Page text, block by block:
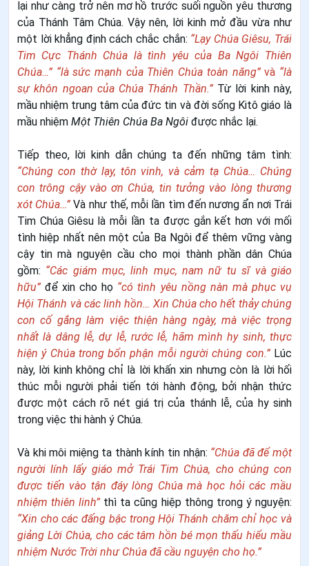
lại như càng trở nên mơ hồ trước suối nguồn yêu thương
của Thánh Tâm Chúa. Vậy nên, lời kinh mở đầu vừa như
một lời khẳng định cách chắc chắn: “Lạy Chúa Giêsu, Trái
Tim Cực Thánh Chúa là tình yêu của Ba Ngôi Thiên
Chúa…” “là sức mạnh của Thiên Chúa toàn năng”và “là
sự khôn ngoan của Chúa Thánh Thần.” Từ lời kinh này,
mầu nhiệm trung tâm của đức tin và đời sống Kitô giáo là
mầu nhiệm Một Thiên Chúa Ba Ngôi được nhắc lại.
Tiếp theo, lời kinh dẫn chúng ta đến những tâm tình:
“Chúng con thờ lạy, tôn vinh, và cảm tạ Chúa… Chúng
con trông cậy vào ơn Chúa, tin tưởng vào lòng thương
xót Chúa…”Và như thế, mỗi lần tìm đến nương ẩn nơi Trái
Tim Chúa Giêsu là mỗi lần ta được gắn kết hơn với mối
tình hiệp nhất nên một của Ba Ngôi để thêm vững vàng
cậy tin mà nguyện cầu cho mọi thành phần dân Chúa
gồm: “Các giám mục, linh mục, nam nữ tu sĩ và giáo
hữu”để xin cho họ “có tình yêu nồng nàn mà phục vụ
Hội Thánh và các linh hồn… Xin Chúa cho hết thảy chúng
con cố gắng làm việc thiện hàng ngày, mà việc trọng
nhất là dâng lễ, dự lễ, rước lễ, hãm mình hy sinh, thực
hiện ý Chúa trong bổn phận mỗi người chúng con.” Lúc
này, lời kinh không chỉ là lời khấn xin nhưng còn là lời hối
thúc mỗi người phải tiến tới hành động, bởi nhận thức
được một cách rõ nét giá trị của thánh lễ, của hy sinh
trong việc thi hành ý Chúa.
Và khi môi miệng ta thành kính tin nhận: “Chúa đã để một
người lính lấy giáo mở Trái Tim Chúa, cho chúng con
được tiến vào tận đáy lòng Chúa mà học hỏi các mầu
nhiệm thiên linh” thì ta cũng hiệp thông trong ý nguyện:
“Xin cho các đấng bậc trong Hội Thánh chăm chỉ học và
giảng Lời Chúa, cho các tâm hồn bé mọn thấu hiểu mầu
nhiệm Nước Trời như Chúa đã cầu nguyện cho họ.”